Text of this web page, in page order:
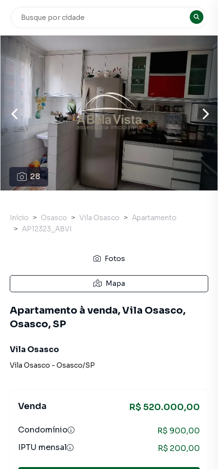
28
Início Osasco Vila Osasco
Apartamento
AP12323_ABVI
Fotos
Mapa
Apartamento à venda, Vila Osasco,
Osasco, SP
Vila Osasco
Vila Osasco - Osasco/SP
Venda R$ 520.000,00
Condomínio
R$ 900,00
IPTU mensal
R$ 200,00